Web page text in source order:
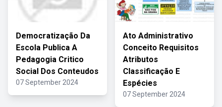
Democratização Da
Escola Publica A
Pedagogia Critico
Social Dos Conteudos
07 September 2024
Ato Administrativo
Conceito Requisitos
Atributos
Classificação E
Espécies
07 September 2024